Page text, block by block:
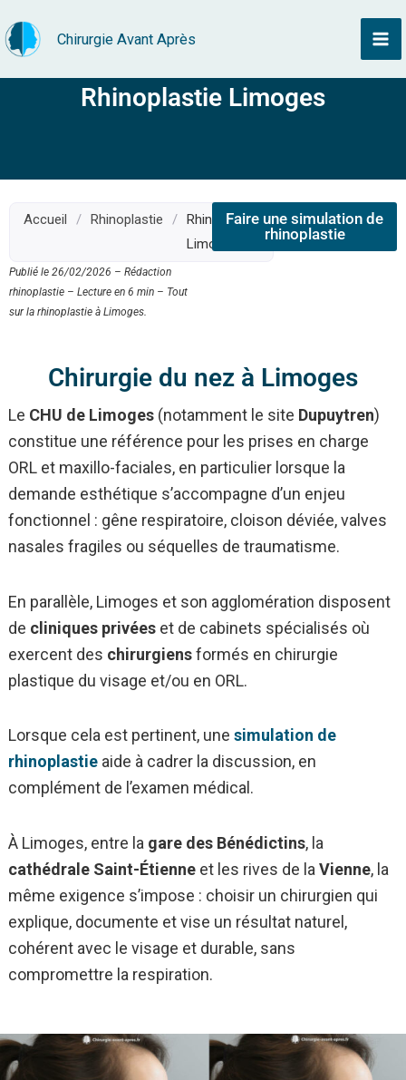
au
contenu
Chirurgie Avant Après
Rhinoplastie Limoges
Accueil / Rhinoplastie / Rhinoplastie
Limoges
Publié le 26/02/2026 – Rédaction
rhinoplastie – Lecture en 6 min – Tout
sur la rhinoplastie à Limoges.
Faire une simulation de
rhinoplastie
Chirurgie du nez à Limoges
Le CHU de Limoges(notamment le site Dupuytren)
constitue une référence pour les prises en charge
ORL et maxillo-faciales, en particulier lorsque la
demande esthétique s’accompagne d’un enjeu
fonctionnel : gêne respiratoire, cloison déviée, valves
nasales fragiles ou séquelles de traumatisme.
En parallèle, Limoges et son agglomération disposent
de cliniques privéeset de cabinets spécialisés où
exercent des chirurgiensformés en chirurgie
plastique du visage et/ou en ORL.
Lorsque cela est pertinent, une simulation de
rhinoplastieaide à cadrer la discussion, en
complément de l’examen médical.
À Limoges, entre la gare des Bénédictins, la
cathédrale Saint-Étienneet les rives de la Vienne, la
même exigence s’impose : choisir un chirurgien qui
explique, documente et vise un résultat naturel,
cohérent avec le visage et durable, sans
compromettre la respiration.